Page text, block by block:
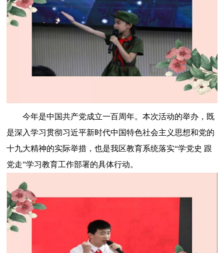
今年是中国共产党成立一百周年。本次活动的举办，既
是深入学习贯彻习近平新时代中国特色社会主义思想和党的
十九大精神的实际举措，也是我区教育系统落实“学党史 跟
党走”学习教育工作部署的具体行动。